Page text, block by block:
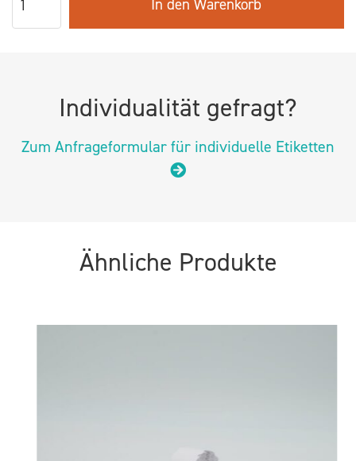
In den Warenkorb
Individualität gefragt?
Zum Anfrageformular für individuelle Etiketten
Ähnliche Produkte